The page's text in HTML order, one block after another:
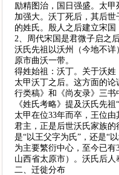
励精图治，国日强盛。太
加强大。沃丁死后，其后世
的姓氏。殷人之后建立宋国
2、周代宋国是君微子启之
沃氏先祖以沃州（今地不
原市曲沃一带。
得姓始祖：沃丁。关于沃
太甲沃丁之后。这方面的
行类稿》和《尚友录》三书
《姓氏考略》提及沃氏先
太甲在位33年而卒，王位
君主，正是后世沃氏家族
是“以王父字为氏”，还是“
为主要繁衍中心，至今已有
山西省太原市）。沃氏后人
二、迁徙分布